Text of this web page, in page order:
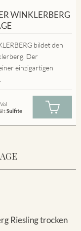
WINKLERBERG
bildet den
Der
einzigartigen
Sulfite
Riesling trocken